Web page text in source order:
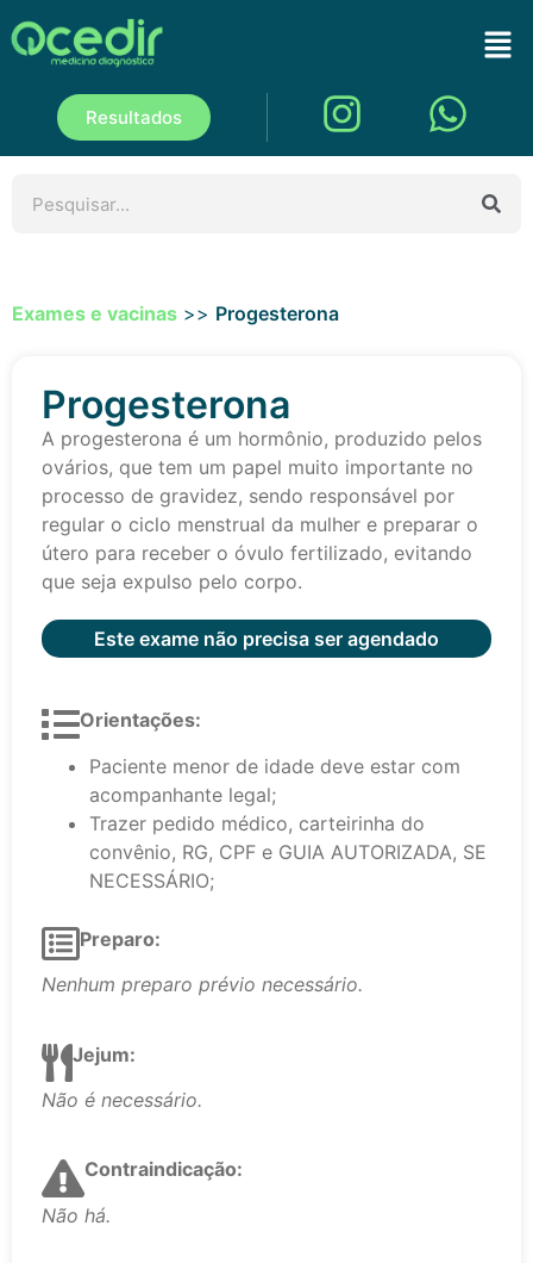
Resultados
Exames e vacinas >> Progesterona
Progesterona
A progesterona é um hormônio, produzido pelos
ovários, que tem um papel muito importante no
processo de gravidez, sendo responsável por
regular o ciclo menstrual da mulher e preparar o
útero para receber o óvulo fertilizado, evitando
que seja expulso pelo corpo.
Este exame não precisa ser agendado
Orientações:
Paciente menor de idade deve estar com
acompanhante legal;
Trazer pedido médico, carteirinha do
convênio, RG, CPF e GUIA AUTORIZADA, SE
NECESSÁRIO;
Preparo:
Nenhum preparo prévio necessário.
Jejum:
Não é necessário.
Contraindicação:
Não há.